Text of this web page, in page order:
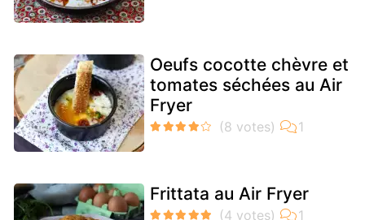
Oeufs cocotte chèvre et
tomates séchées au Air
Fryer
Frittata au Air Fryer